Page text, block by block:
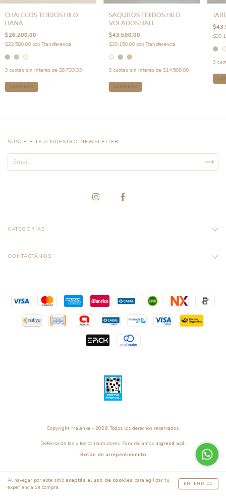
Al navegar por este sitio aceptás el uso de cookies para agilizar tu
experiencia de compra.
ENTENDIDO
CHALECOS TEJIDOS HILO
HANA
$26.200,00
$23.580,00con Transferencia
3 cuotas sin interés de $8.733,33
COMPRAR
SAQUITOS TEJIDOS HILO
VOLADOS BALI
$43.500,00
$39.150,00con Transferencia
3 cuotas sin interés de $14.500,00
COMPRAR
3
SUSCRIBITE A NUESTRO NEWSLETTER
CATEGORÍAS
CONTACTÁNOS
Copyright Malenka - 2026. Todos los derechos reservados.
Defensa de las y los consumidores. Para reclamos ingresá acá.
Botón de arrepentimiento